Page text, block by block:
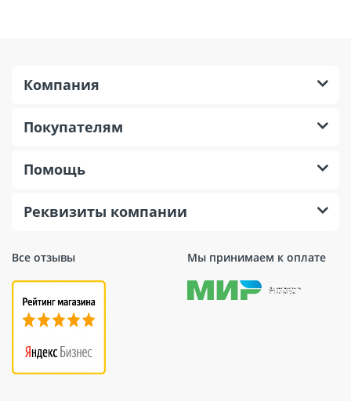
Все отзывы Мы принимаем к оплате
Компания
Покупателям
Помощь
Реквизиты компании